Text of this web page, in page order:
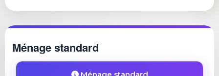
Ménage standard